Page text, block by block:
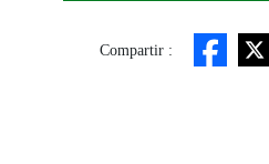
Compartir :